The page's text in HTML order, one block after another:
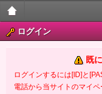
大人
ータ
ログイン
既
ログインするには[ID]と
電話から当サイトのマイ